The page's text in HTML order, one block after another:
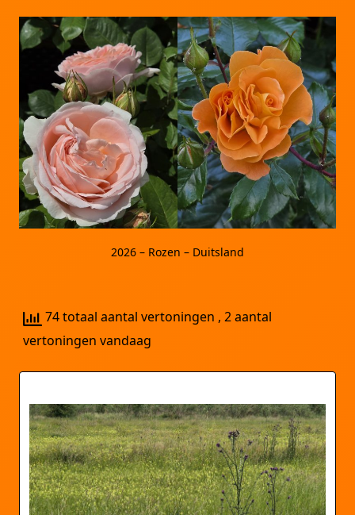
2026 – Rozen – Duitsland
74 totaal aantal vertoningen , 2 aantal
vertoningen vandaag